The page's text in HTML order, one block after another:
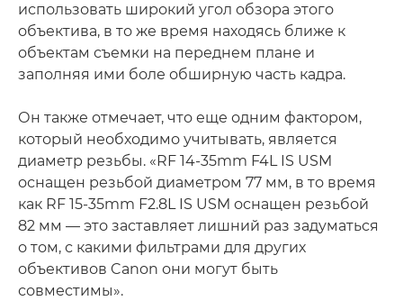
использовать широкий угол обзора этого
объектива, в то же время находясь ближе к
объектам съемки на переднем плане и
заполняя ими боле обширную часть кадра.
Он также отмечает, что еще одним фактором,
который необходимо учитывать, является
диаметр резьбы. «RF 14-35mm F4L IS USM
оснащен резьбой диаметром 77 мм, в то время
как RF 15-35mm F2.8L IS USM оснащен резьбой
82 мм — это заставляет лишний раз задуматься
о том, с какими фильтрами для других
объективов Canon они могут быть
совместимы».